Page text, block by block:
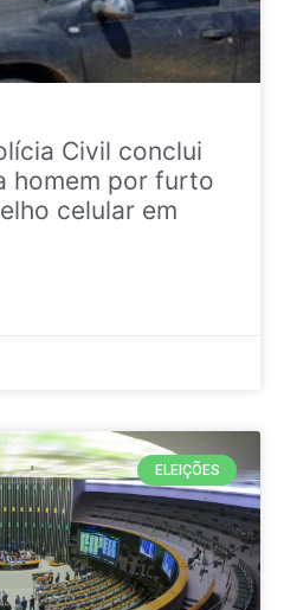
Civil conclui
homem por furto
celular em
ELEIÇÕES